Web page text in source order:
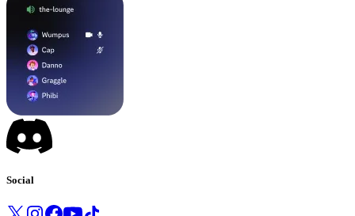
Social